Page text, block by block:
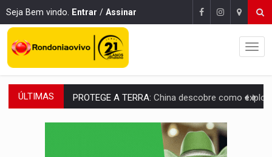
Seja Bem vindo. Entrar / Assinar
ÚLTIMAS PROTEGE A TERRA: China descobre como explodir asteroide com bomba
VÍDEO:Motociclista morre após bater na traseira de
Essa receita com frango virou o meu